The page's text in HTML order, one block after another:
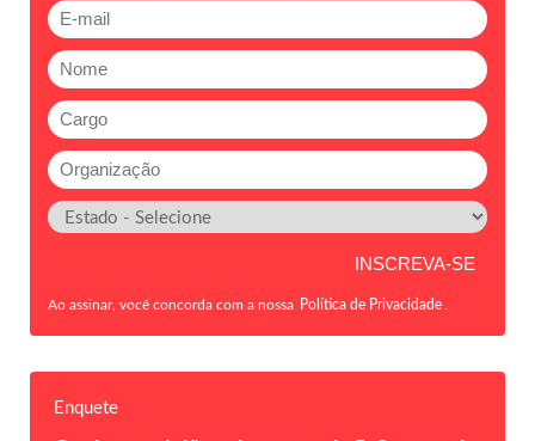
Ao assinar, você concorda com a nossa Política de Privacidade
Enquete